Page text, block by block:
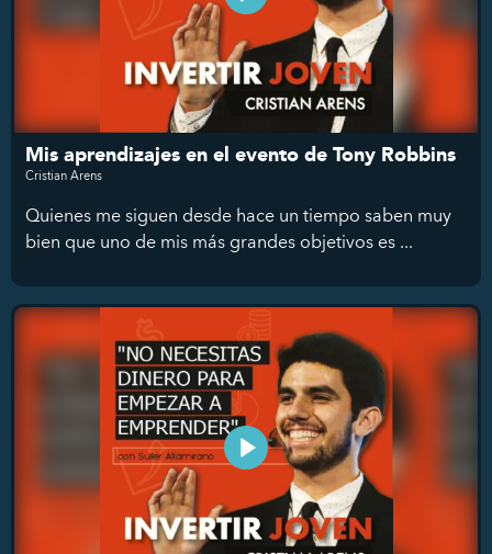
Mis aprendizajes en el evento de Tony Robbins
Cristian Arens
Quienes me siguen desde hace un tiempo saben muy
bien que uno de mis más grandes objetivos es ...